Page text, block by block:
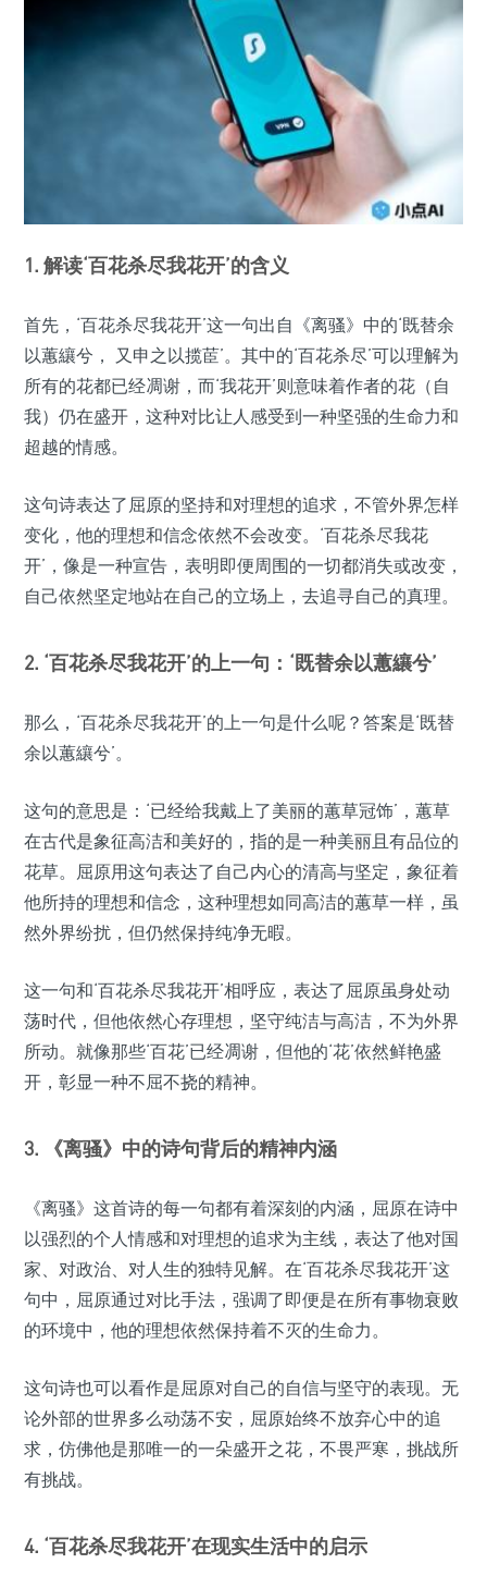
1. 解读‘百花杀尽我花开’的含义
首先，‘百花杀尽我花开’这一句出自《离骚》中的‘既替余
以蕙纕兮， 又申之以揽茞’。其中的‘百花杀尽’可以理解为
所有的花都已经凋谢，而‘我花开’则意味着作者的花（自
我）仍在盛开，这种对比让人感受到一种坚强的生命力和
超越的情感。
这句诗表达了屈原的坚持和对理想的追求，不管外界怎样
变化，他的理想和信念依然不会改变。‘百花杀尽我花
开’，像是一种宣告，表明即便周围的一切都消失或改变，
自己依然坚定地站在自己的立场上，去追寻自己的真理。
2. ‘百花杀尽我花开’的上一句：‘既替余以蕙纕兮’
那么，‘百花杀尽我花开’的上一句是什么呢？答案是‘既替
余以蕙纕兮’。
这句的意思是：‘已经给我戴上了美丽的蕙草冠饰’，蕙草
在古代是象征高洁和美好的，指的是一种美丽且有品位的
花草。屈原用这句表达了自己内心的清高与坚定，象征着
他所持的理想和信念，这种理想如同高洁的蕙草一样，虽
然外界纷扰，但仍然保持纯净无暇。
这一句和‘百花杀尽我花开’相呼应，表达了屈原虽身处动
荡时代，但他依然心存理想，坚守纯洁与高洁，不为外界
所动。就像那些‘百花’已经凋谢，但他的‘花’依然鲜艳盛
开，彰显一种不屈不挠的精神。
3. 《离骚》中的诗句背后的精神内涵
《离骚》这首诗的每一句都有着深刻的内涵，屈原在诗中
以强烈的个人情感和对理想的追求为主线，表达了他对国
家、对政治、对人生的独特见解。在‘百花杀尽我花开’这
句中，屈原通过对比手法，强调了即便是在所有事物衰败
的环境中，他的理想依然保持着不灭的生命力。
这句诗也可以看作是屈原对自己的自信与坚守的表现。无
论外部的世界多么动荡不安，屈原始终不放弃心中的追
求，仿佛他是那唯一的一朵盛开之花，不畏严寒，挑战所
有挑战。
4. ‘百花杀尽我花开’在现实生活中的启示